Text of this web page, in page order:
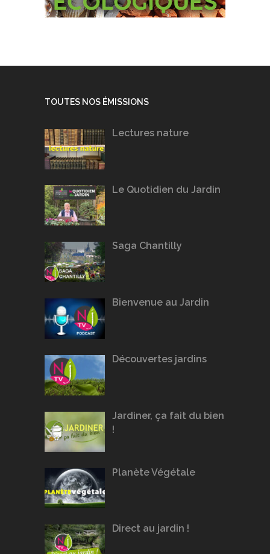
TOUTES NOS ÉMISSIONS
Lectures nature
Le Quotidien du Jardin
Saga Chantilly
Bienvenue au Jardin
Découvertes jardins
Jardiner, ça fait du bien
!
Planète Végétale
Direct au jardin !